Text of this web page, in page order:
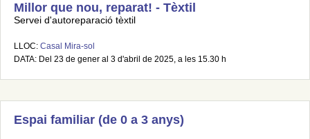
Millor que nou, reparat! - Tèxtil
Servei d'autoreparació tèxtil
LLOC: Casal Mira-sol
DATA: Del 23 de gener al 3 d'abril de 2025, a les 15.30 h
Espai familiar (de 0 a 3 anys)